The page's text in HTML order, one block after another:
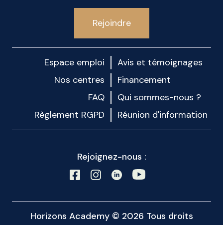
Rejoindre
Espace emploi
Avis et témoignages
Nos centres
Financement
FAQ
Qui sommes-nous ?
Règlement RGPD
Réunion d'information
Rejoignez-nous :
Horizons Academy © 2026 Tous droits